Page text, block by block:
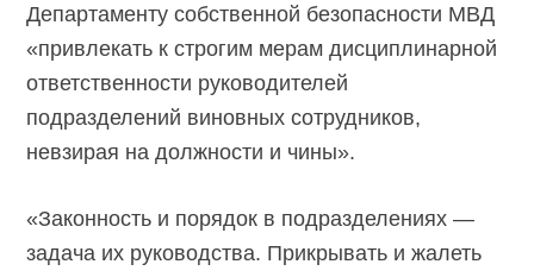
Департаменту собственной безопасности МВД
«привлекать к строгим мерам дисциплинарной
ответственности руководителей
подразделений виновных сотрудников,
невзирая на должности и чины».
«Законность и порядок в подразделениях —
задача их руководства. Прикрывать и жалеть